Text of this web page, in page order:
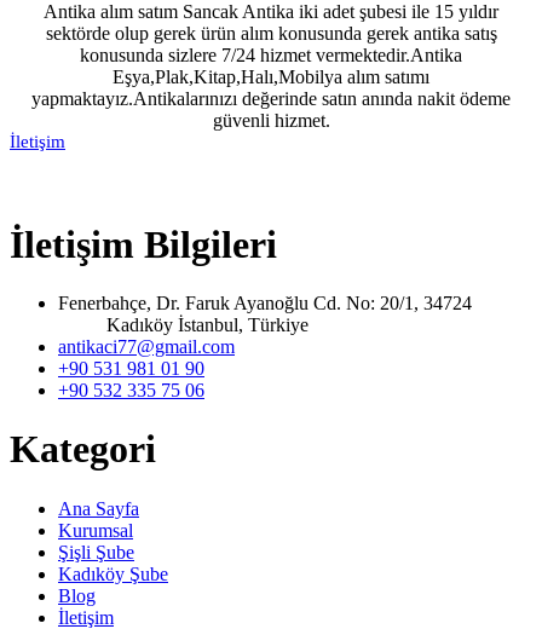
Antika alım satım Sancak Antika iki adet şubesi ile 15 yıldır
sektörde olup gerek ürün alım konusunda gerek antika satış
konusunda sizlere 7/24 hizmet vermektedir.Antika
Eşya,Plak,Kitap,Halı,Mobilya alım satımı
yapmaktayız.Antikalarınızı değerinde satın anında nakit ödeme
güvenli hizmet.
İletişim
İletişim Bilgileri
Fenerbahçe, Dr. Faruk Ayanoğlu Cd. No: 20/1, 34724
Kadıköy İstanbul, Türkiye
antikaci77@gmail.com
+90 531 981 01 90
+90 532 335 75 06
Kategori
Ana Sayfa
Kurumsal
Şişli Şube
Kadıköy Şube
Blog
İletişim